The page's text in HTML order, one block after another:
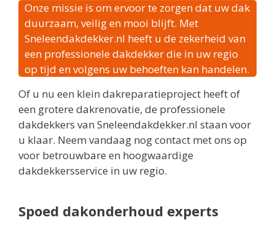
Onze missie is om ervoor te zorgen dat uw dak
duurzaam, veilig en mooi blijft. Met
Sneleendakdekker.nl heeft u de zekerheid van
een professionele dakdekker die in uw regio
op tijd en volgens uw behoeften kan handelen.
Of u nu een klein dakreparatieproject heeft of
een grotere dakrenovatie, de professionele
dakdekkers van Sneleendakdekker.nl staan voor
u klaar. Neem vandaag nog contact met ons op
voor betrouwbare en hoogwaardige
dakdekkersservice in uw regio.
Spoed dakonderhoud experts